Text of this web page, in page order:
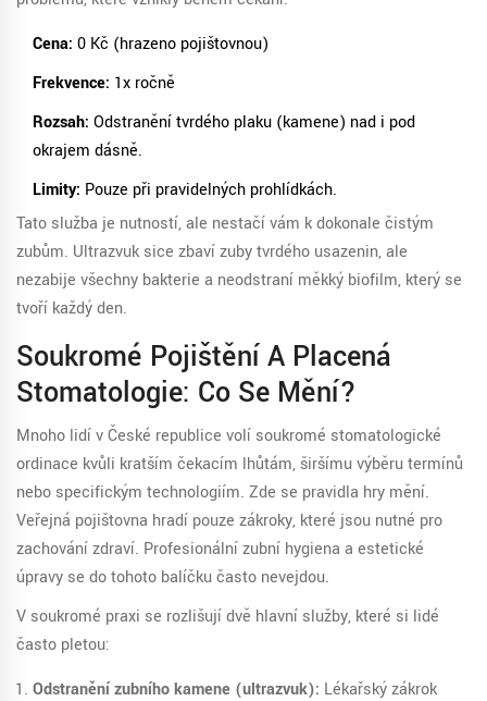
Cena: 0 Kč (hrazeno pojišťovnou)
Frekvence: 1x ročně
Rozsah: Odstranění tvrdého plaku (kamene) nad i pod
okrajem dásně.
Limity: Pouze při pravidelných prohlídkách.
Tato služba je nutností, ale nestačí vám k dokonale čistým
zubům. Ultrazvuk sice zbaví zuby tvrdého usazenin, ale
nezabije všechny bakterie a neodstraní měkký biofilm, který se
tvoří každý den.
Soukromé Pojištění A Placená
Stomatologie: Co Se Mění?
Mnoho lidí v České republice volí soukromé stomatologické
ordinace kvůli kratším čekacím lhůtám, širšímu výběru termínů
nebo specifickým technologiím. Zde se pravidla hry mění.
Veřejná pojišťovna hradí pouze zákroky, které jsou nutné pro
zachování zdraví. Profesionální zubní hygiena a estetické
úpravy se do tohoto balíčku často nevejdou.
V soukromé praxi se rozlišují dvě hlavní služby, které si lidé
často pletou:
Odstranění zubního kamene (ultrazvuk): Lékařský zákrok